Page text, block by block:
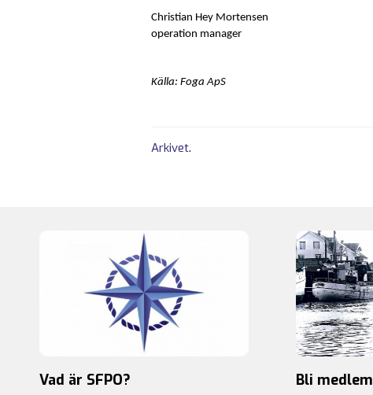
Christian Hey Mortensen
operation manager
Källa: Foga ApS
Arkivet.
Vad är SFPO? Bli medlem